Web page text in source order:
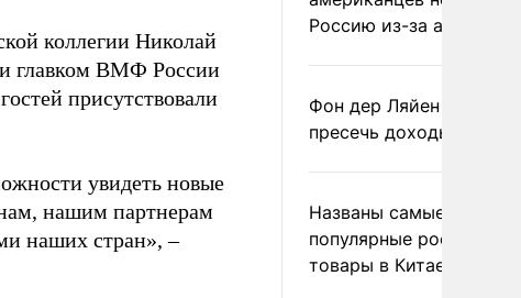
коллегии Николай
и главком ВМФ России
присутствовали
увидеть новые
нашим партнерам
наших стран», –
Россию из-за атак ВСУ
Фон дер Ляйен
пресечь доходы России
Названы самые
популярные российские
товары в Китае